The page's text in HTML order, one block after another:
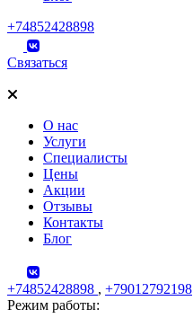
+74852428898
Связаться
О нас
Услуги
Специалисты
Цены
Акции
Отзывы
Контакты
Блог
+74852428898 , +79012792198
Режим работы: